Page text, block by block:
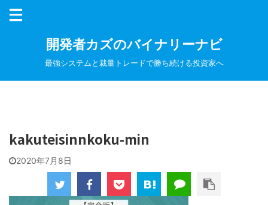
開発者カズのバイナリーナビ
最強システムと裁量トレードで勝ち続ける投資家へ
kakuteisinnkoku-min
2020年7月8日